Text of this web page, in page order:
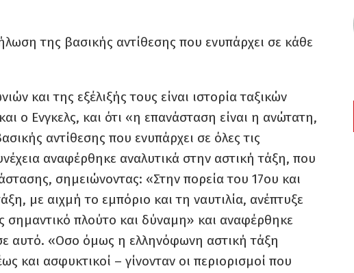
της βασικής αντίθεσης που ενυπάρχει σε κάθε
και της εξέλιξής τους είναι ιστορία ταξικών
ο Ενγκελς, και ότι «η επανάσταση είναι η ανώτατη,
αντίθεσης που ενυπάρχει σε όλες τις
αναφέρθηκε αναλυτικά στην αστική τάξη, που
σημειώνοντας: «Στην πορεία του 17ου και
με αιχμή το εμπόριο και τη ναυτιλία, ανέπτυξε
σημαντικό πλούτο και δύναμη» και αναφέρθηκε
αυτό. «Οσο όμως η ελληνόφωνη αστική τάξη
και ασφυκτικοί – γίνονταν οι περιορισμοί που